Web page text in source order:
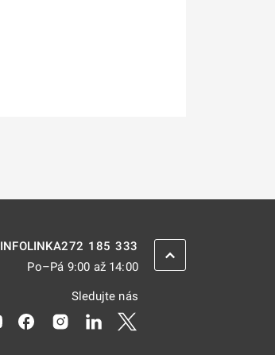
INFOLINKA272 185 333
Po–Pá 9:00 až 14:00
Sledujte nás
Odkaz se otevře na nové kartě
Odkaz se otevře na nové kartě
Odkaz se otevře na nové kartě
Odkaz se otevře na nové
ZPĚT NAHORU